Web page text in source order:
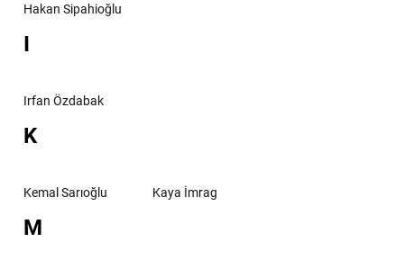
Hakan Sipahioğlu
I
Irfan Özdabak
K
Kemal Sarıoğlu Kaya İmrag
M